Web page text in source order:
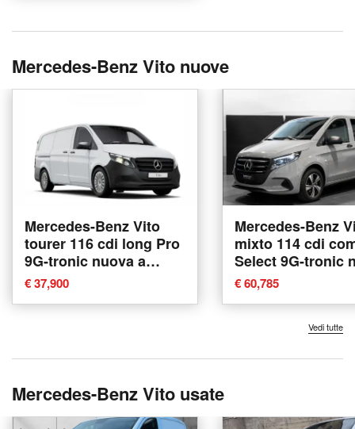
Mercedes-Benz Vito nuove
Mercedes-Benz Vito
tourer 116 cdi long Pro
9G-tronic nuova a
Messina
€ 37,900
Mercedes-Benz
mixto 114 cdi
Select 9G-tronic
a Ancona
€ 60,785
Vedi tutte
Mercedes-Benz Vito usate